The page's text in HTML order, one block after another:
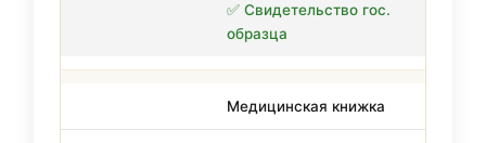
✅ Свидетельство гос.
образца
Медицинская книжка